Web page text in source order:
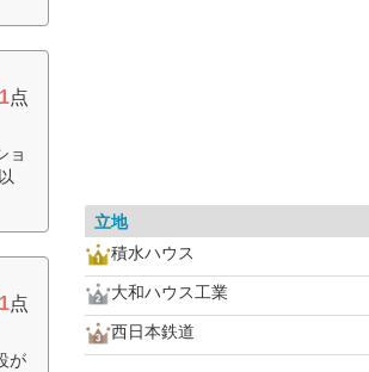
点
ョ
点
が
立地
積水ハウス
大和ハウス工業
西日本鉄道